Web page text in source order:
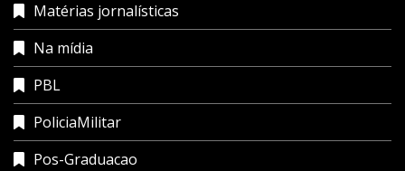
Matérias jornalísticas
Na mídia
PBL
PoliciaMilitar
Pos-Graduacao